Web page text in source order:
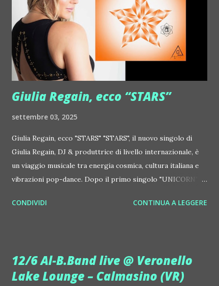
http://www.myspace.com/gonzpiration Italian Laptop
Orchestra feat. Alessio Bertallot Jimmy Edgar ::
http://www.myspace.com/colorstrip Jon Hopkins ::
http://www.myspace.com/jonhopkins Le Luci della
Centrale Elettrica Loco Dice ::
http://www.myspace.com/locod...
Giulia Regain, ecco “STARS”
settembre 03, 2025
Giulia Regain, ecco "STARS" "STARS", il nuovo singolo di
Giulia Regain, DJ & produttrice di livello internazionale, è
un viaggio musicale tra energia cosmica, cultura italiana e
vibrazioni pop-dance. Dopo il primo singolo "UNICORN",
seconda release intitolata "STARS", interpretata dalla voce
tra Giulia Regain e Dhany, già insieme in precedenti
produzioni come "My Memories" (Universal) e "We Are
CONDIVIDI CONTINUA A LEGGERE
12/6 Al-B.Band live @ Veronello
Lake Lounge – Calmasino (VR)